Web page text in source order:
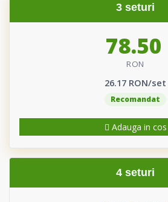
3 seturi
78.50
RON
26.17 RON/set
Recomandat
Adauga in cos
4 seturi